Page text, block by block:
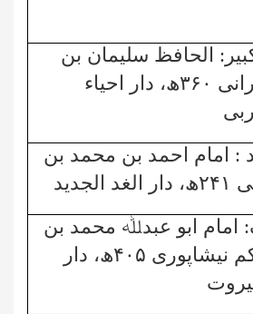
الحافظ سلیمان بن
۳۶۰ھ، دار احیاء
: امام احمد بن محمد بن
۲۴۱ھ، دار الغد الجدید
امام ابو عبدﷲ محمد بن
نیشاپوری ۴۰۵ھ، دار